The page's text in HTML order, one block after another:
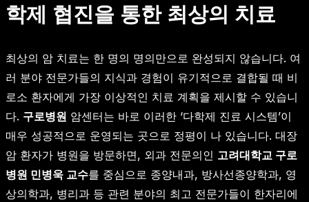
학제 협진을 통한 최상의 치료
최상의 암 치료는 한 명의 명의만으로 완성되지 않습니다. 여
러 분야 전문가들의 지식과 경험이 유기적으로 결합될 때 비
로소 환자에게 가장 이상적인 치료 계획을 제시할 수 있습니
다. 구로병원 암센터는 바로 이러한 ‘다학제 진료 시스템’이
매우 성공적으로 운영되는 곳으로 정평이 나 있습니다. 대장
암 환자가 병원을 방문하면, 외과 전문의인 고려대학교 구로
병원 민병욱 교수를 중심으로 종양내과, 방사선종양학과, 영
상의학과, 병리과 등 관련 분야의 최고 전문가들이 한자리에